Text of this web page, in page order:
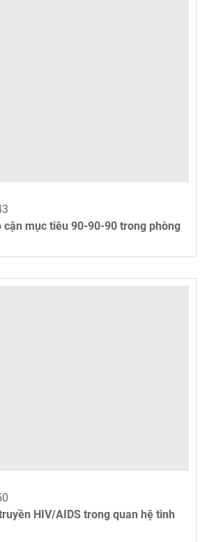
cận mục tiêu 90-90-90 trong phòng
HIV/AIDS trong quan hệ tình